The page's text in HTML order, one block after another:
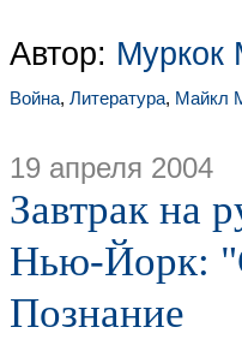
Автор: Муркок
Война, Литература, Майкл
19 апреля 2004
Завтрак на
Нью-Йорк:
Познание